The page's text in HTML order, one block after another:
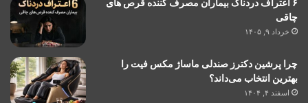
چاقی
خرداد ۹, ۱۴۰۵
چرا پرشین دکترز صندلی ماساژ مکس فیت را
بهترین انتخاب می‌داند؟
اسفند ۴, ۱۴۰۴